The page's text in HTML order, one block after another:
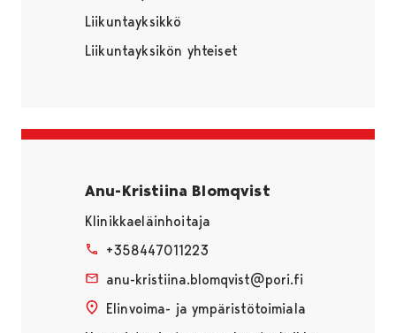
Liikuntayksikkö
Liikuntayksikön yhteiset
Anu-Kristiina Blomqvist
Klinikkaeläinhoitaja
+358447011223
anu-kristiina.blomqvist@pori.fi
Elinvoima- ja ympäristötoimiala